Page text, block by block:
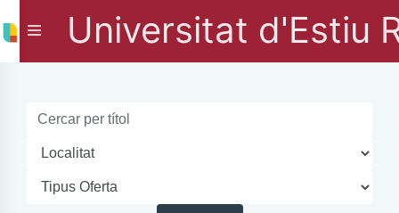
Universitat d'Estiu